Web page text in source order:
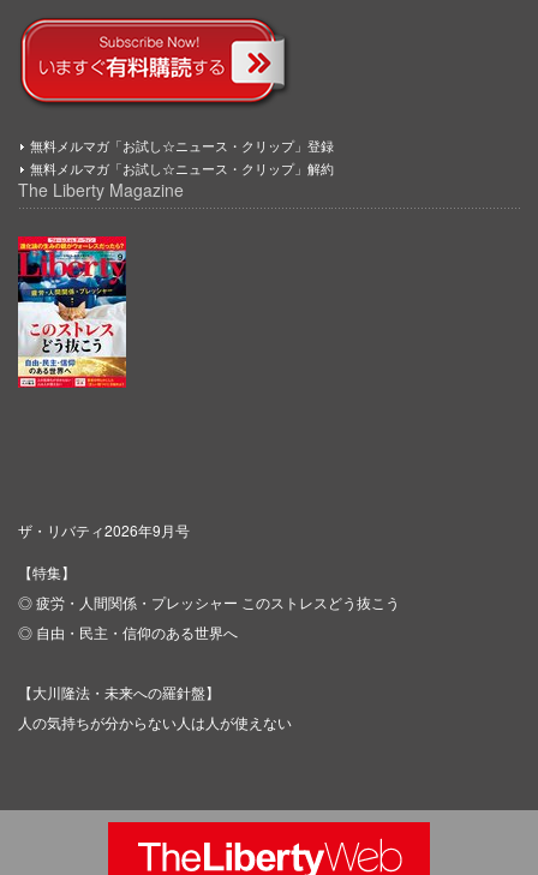
無料メルマガ「お試し☆ニュース・クリップ」登録
無料メルマガ「お試し☆ニュース・クリップ」解約
The Liberty Magazine
ザ・リバティ2026年9月号
【特集】
◎ 疲労・人間関係・プレッシャー このストレスどう抜こう
◎ 自由・民主・信仰のある世界へ
【大川隆法・未来への羅針盤】
人の気持ちが分からない人は人が使えない